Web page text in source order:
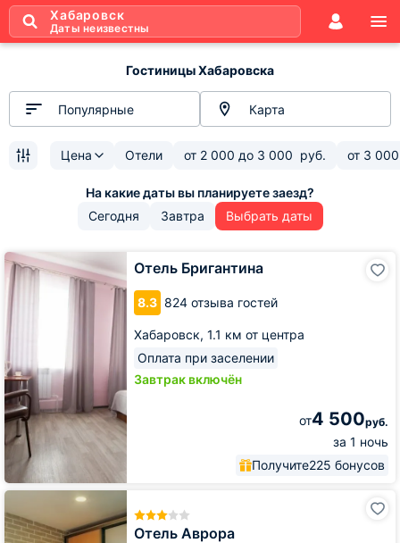
Хабаровск
Даты неизвестны
Гостиницы Хабаровска
Популярные Карта
Цена Отели от 2 000 до 3 000 руб. от 3 000
Сегодня Завтра Выбрать даты
Отель Бригантина
8.3 824 отзыва гостей
Хабаровск, 1.1 км от центра
Оплата при заселении
Завтрак включён
от4 500руб.
за 1 ночь
Получите225 бонусов
Отель
Бригантина
Отель Аврора
Отель
Аврора